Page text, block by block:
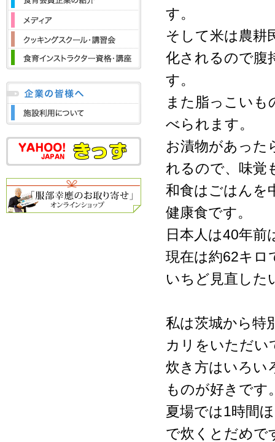
す。
そして米は農耕
化されるので腹
す。
また脂っこい
べられます。
お漬物があった
れるので、味覚
和食はごはんを
健康食です。
日本人は40年前
現在は約62キロ
いちど見直した
私は茨城から特
カリをいただい
炊き方はいろい
ものが好きです
夏場では1時間
で炊くとだめで